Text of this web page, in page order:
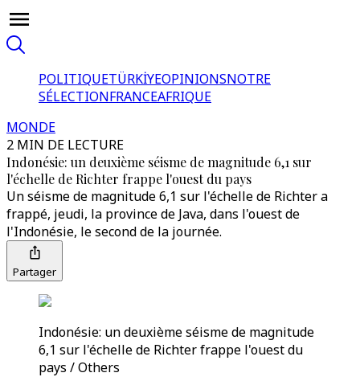
POLITIQUETÜRKİYEOPINIONSNOTRE
SÉLECTIONFRANCEAFRIQUE
MONDE
2 MIN DE LECTURE
Indonésie: un deuxième séisme de magnitude 6,1 sur
l'échelle de Richter frappe l'ouest du pays
Un séisme de magnitude 6,1 sur l'échelle de Richter a
frappé, jeudi, la province de Java, dans l'ouest de
l'Indonésie, le second de la journée.
Partager
Indonésie: un deuxième séisme de magnitude
6,1 sur l'échelle de Richter frappe l'ouest du
pays / Others